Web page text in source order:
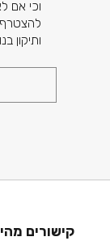
וכי אם
להצטרף
ותיקון
קישורים